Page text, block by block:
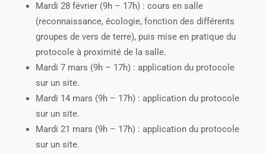
Mardi 28 février (9h – 17h) : cours en salle
(reconnaissance, écologie, fonction des différents
groupes de vers de terre), puis mise en pratique du
protocole à proximité de la salle.
Mardi 7 mars (9h – 17h) : application du protocole
sur un site.
Mardi 14 mars (9h – 17h) : application du protocole
sur un site.
Mardi 21 mars (9h – 17h) : application du protocole
sur un site.